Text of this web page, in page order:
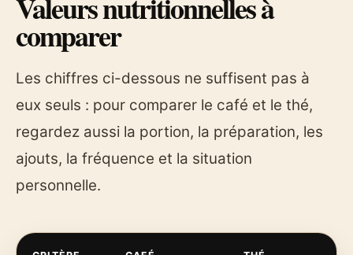
comparer
Les chiffres ci-dessous ne suffisent pas à
eux seuls : pour comparer le café et le thé,
regardez aussi la portion, la préparation, les
ajouts, la fréquence et la situation
personnelle.